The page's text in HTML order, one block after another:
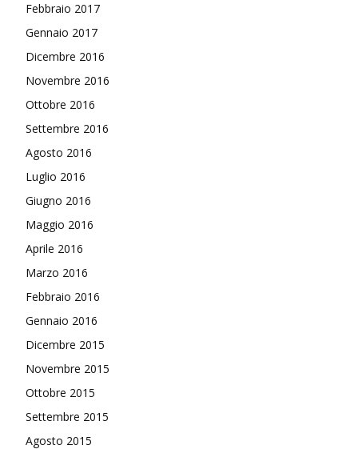
Febbraio 2017
Gennaio 2017
Dicembre 2016
Novembre 2016
Ottobre 2016
Settembre 2016
Agosto 2016
Luglio 2016
Giugno 2016
Maggio 2016
Aprile 2016
Marzo 2016
Febbraio 2016
Gennaio 2016
Dicembre 2015
Novembre 2015
Ottobre 2015
Settembre 2015
Agosto 2015